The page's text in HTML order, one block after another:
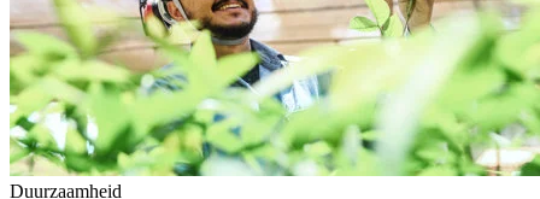
Duurzaamheid